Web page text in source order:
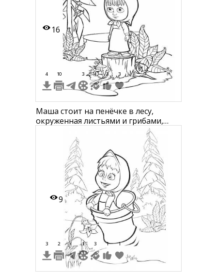
16
4 10 3 4 3 3
Маша стоит на пенёчке в лесу,
окруженная листьями и грибами,
9
3 2 1 3 1 1